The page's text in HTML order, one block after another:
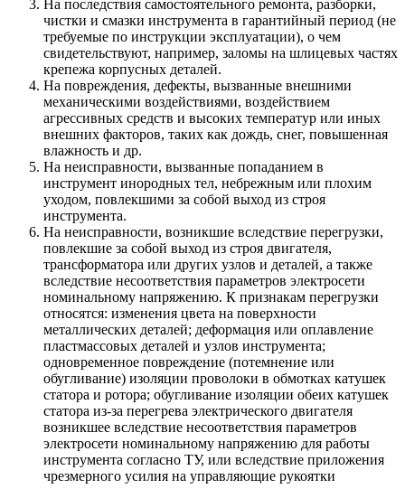
На последствия самостоятельного ремонта, разборки,
чистки и смазки инструмента в гарантийный период (не
требуемые по инструкции эксплуатации), о чем
свидетельствуют, например, заломы на шлицевых частях
крепежа корпусных деталей.
На повреждения, дефекты, вызванные внешними
механическими воздействиями, воздействием
агрессивных средств и высоких температур или иных
внешних факторов, таких как дождь, снег, повышенная
влажность и др.
На неисправности, вызванные попаданием в
инструмент инородных тел, небрежным или плохим
уходом, повлекшими за собой выход из строя
инструмента.
На неисправности, возникшие вследствие перегрузки,
повлекшие за собой выход из строя двигателя,
трансформатора или других узлов и деталей, а также
вследствие несоответствия параметров электросети
номинальному напряжению. К признакам перегрузки
относятся: изменения цвета на поверхности
металлических деталей; деформация или оплавление
пластмассовых деталей и узлов инструмента;
одновременное повреждение (потемнение или
обугливание) изоляции проволоки в обмотках катушек
статора и ротора; обугливание изоляции обеих катушек
статора из-за перегрева электрического двигателя
возникшее вследствие несоответствия параметров
электросети номинальному напряжению для работы
инструмента согласно ТУ, или вследствие приложения
чрезмерного усилия на управляющие рукоятки